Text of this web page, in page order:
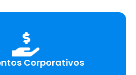
Corporativos